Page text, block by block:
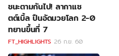
ชนะตามกันไป! ลากาแซ
ตต์เบิ้ล ปืนอัดมวยโลก 2-0
ทยานขึ้นที่ 7
FT_HIGHLIGHTS 26 ก.ย. 60